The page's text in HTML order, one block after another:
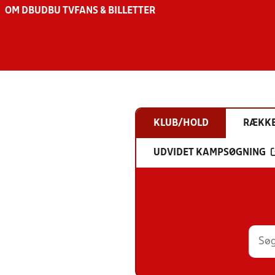
OM DBU DBU TV FANS & BILLETTER
KLUB/HOLD
UDVIDET KAMPSØGNING